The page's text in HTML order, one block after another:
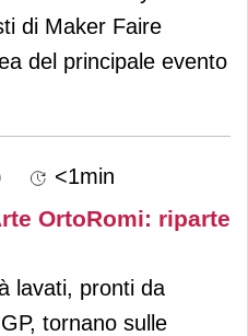
di Maker Faire
del principale evento
<1min
OrtoRomi: riparte
lavati, pronti da
tornano sulle